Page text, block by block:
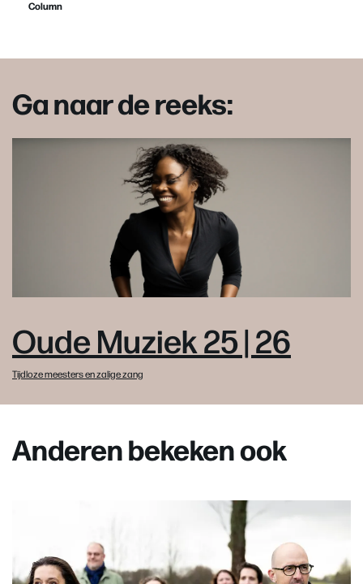
Column
Ga naar de reeks:
Oude Muziek 25 | 26
Tijdloze meesters en zalige zang
Anderen bekeken ook